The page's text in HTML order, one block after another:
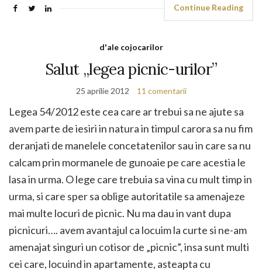
Continue Reading
d'ale cojocarilor
Salut „legea picnic-urilor”
25 aprilie 2012 11 comentarii
Legea 54/2012 este cea care ar trebui sa ne ajute sa
avem parte de iesiri in natura in timpul carora sa nu fim
deranjati de manelele concetatenilor sau in care sa nu
calcam prin mormanele de gunoaie pe care acestia le
lasa in urma. O lege care trebuia sa vina cu mult timp in
urma, si care sper sa oblige autoritatile sa amenajeze
mai multe locuri de picnic. Nu ma dau in vant dupa
picnicuri…. avem avantajul ca locuim la curte si ne-am
amenajat singuri un cotisor de „picnic”, insa sunt multi
cei care, locuind in apartamente, asteapta cu